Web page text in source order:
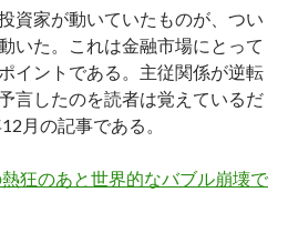
資家が動いていたものが、つい
いた。これは金融市場にとって
イントである。主従関係が逆転
言したのを読者は覚えているだ
月の記事である。
狂のあと世界的なバブル崩壊で